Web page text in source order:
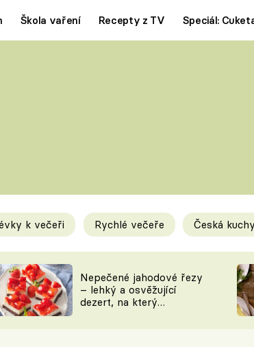
Škola vaření Recepty z TV Speciál:
Tipy a triky
KAM ZA JÍDLEM
k večeři Rychlé večeře Česká
Nepečené jahodové řezy
– lehký a osvěžující
dezert, na který